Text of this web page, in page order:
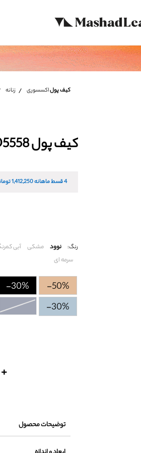
کیف پولاکسسوری زنانه
کیف پول D5558
4 قسط ماهانه 1,412,250
رنگ: نوود مشکی
آبی
سرمه ای
-50%
-30%
-30%
+
توضیحات محصول